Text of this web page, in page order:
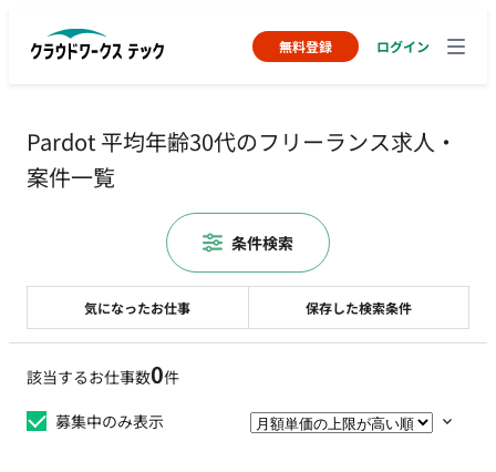
無料登録 ログイン
Pardot 平均年齢30代のフリーランス求人・
案件一覧
該当するお仕事数0件
募集中のみ表示
気になったお仕事 保存した検索条件
条件検索